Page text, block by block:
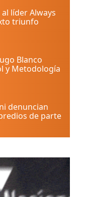
líder Always
triunfo
Blanco
y Metodología
denuncian
de parte